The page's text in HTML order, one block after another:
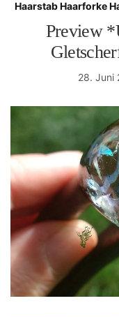
Haarstab Haarforke
Preview
28. Juni